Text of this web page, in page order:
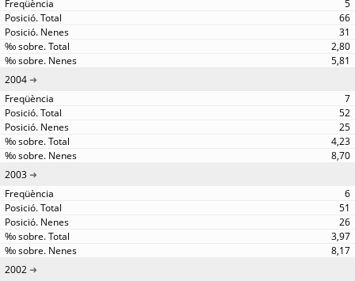
5
66
31
2,80
5,81
2004
7
52
25
4,23
8,70
2003
6
51
26
3,97
8,17
2002